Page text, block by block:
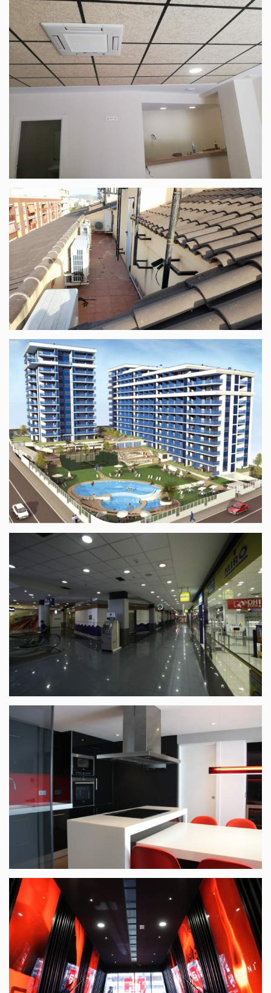
Installation de chauffage pour les particuliers
Entretien et réparation d'unités de
climatisation
Climatisation pour les particuliers
Climatisation Résidentiel Villamar
Base : Finestrat
Appartement à Los Arenales del Sol